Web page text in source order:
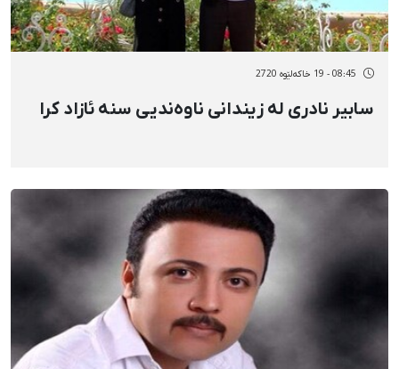
08:45 - 19 خاکەلێوه 2720
سابیر نادری لە زیندانی ناوەندیی سنە ئازاد کرا